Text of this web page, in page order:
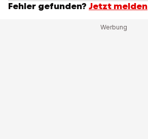
Fehler gefunden? Jetzt melden